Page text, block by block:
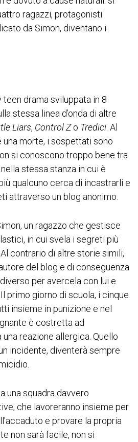
ragazzi, protagonisti
da Simon, diventano i
drama sviluppata in 8
stessa linea d’onda di altre
Liars, Control Zo Tredici . Al
una morte, i sospettati sono
si conoscono troppo bene tra
stessa stanza in cui è
qualcuno cerca di incastrarli e
attraverso un blog anonimo.
un ragazzo che gestisce
in cui svela i segreti più
contrario di altre storie simili,
del blog e di conseguenza
per avercela con lui e
primo giorno di scuola, i cinque
insieme in punizione e nel
è costretta ad
una reazione allergica. Quello
incidente, diventerà sempre
una squadra davvero
che lavoreranno insieme per
e provare la propria
non sarà facile, non si